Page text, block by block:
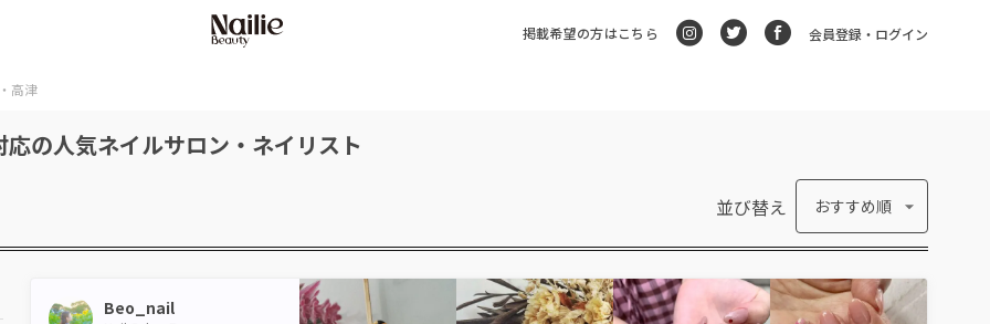
掲載希望の方はこちら 会員登録・ログイン
高津
の人気ネイルサロン・ネイリスト
並び替え おすすめ順
Beo_nail